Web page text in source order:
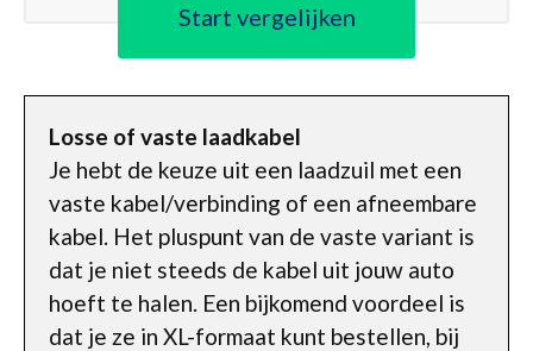
Start vergelijken
Losse of vaste laadkabel
Je hebt de keuze uit een laadzuil met een
vaste kabel/verbinding of een afneembare
kabel. Het pluspunt van de vaste variant is
dat je niet steeds de kabel uit jouw auto
hoeft te halen. Een bijkomend voordeel is
dat je ze in XL-formaat kunt bestellen, bij